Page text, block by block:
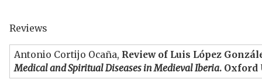
Reviews
Antonio Cortijo Ocaña, Review of Luis López
Medical and Spiritual Diseases in Medieval Iberia. Oxford